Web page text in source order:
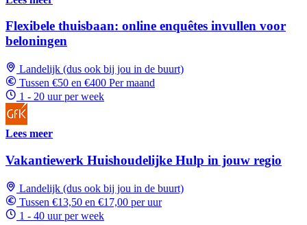
Flexibele thuisbaan: online enquêtes invullen voor
beloningen
Landelijk (dus ook bij jou in de buurt)
Tussen €50 en €400 Per maand
1 - 20 uur per week
Lees meer
Vakantiewerk Huishoudelijke Hulp in jouw regio
Landelijk (dus ook bij jou in de buurt)
Tussen €13,50 en €17,00 per uur
1 - 40 uur per week